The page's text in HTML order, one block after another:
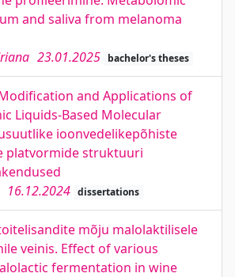
and saliva from melanoma
23.01.2025 bachelor's theses
and Applications of
Liquids-Based Molecular
ioonvedelikepõhiste
platvormide struktuuri
16.12.2024 dissertations
mõju malolaktilisele
veinis. Effect of various
fermentation in wine